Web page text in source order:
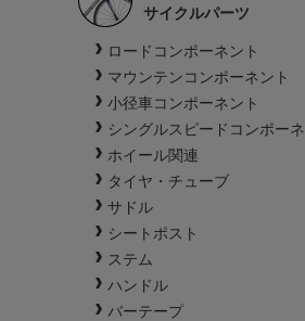
サイクルパーツ
ロードコンポーネント
マウンテンコンポーネント
小径車コンポーネント
シングルスピードコンポー
ホイール関連
タイヤ・チューブ
サドル
シートポスト
ステム
ハンドル
バーテープ